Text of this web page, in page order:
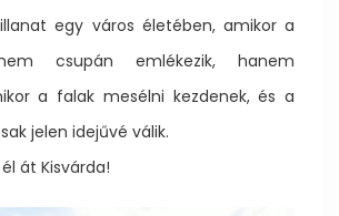
egy város életében, amikor a
csupán emlékezik, hanem
a falak mesélni kezdenek, és a
jelen idejűvé válik.
át Kisvárda!